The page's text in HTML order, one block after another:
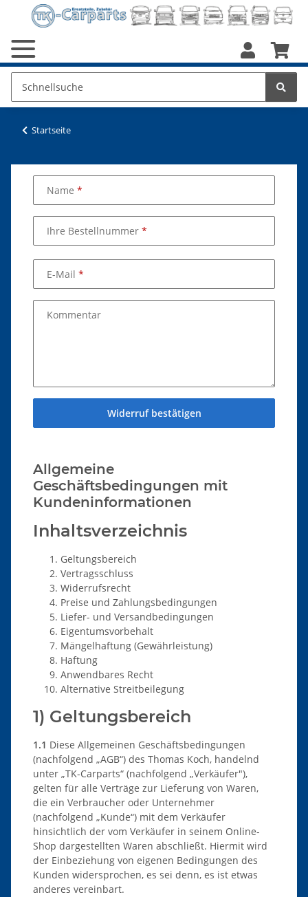
Startseite
Name
Ihre Bestellnummer
E-Mail
Kommentar
Widerruf bestätigen
Allgemeine
Geschäftsbedingungen mit
Kundeninformationen
Inhaltsverzeichnis
Geltungsbereich
Vertragsschluss
Widerrufsrecht
Preise und Zahlungsbedingungen
Liefer- und Versandbedingungen
Eigentumsvorbehalt
Mängelhaftung (Gewährleistung)
Haftung
Anwendbares Recht
Alternative Streitbeilegung
1) Geltungsbereich
1.1 Diese Allgemeinen Geschäftsbedingungen
(nachfolgend „AGB“) des Thomas Koch, handelnd
unter „TK-Carparts“ (nachfolgend „Verkäufer"),
gelten für alle Verträge zur Lieferung von Waren,
die ein Verbraucher oder Unternehmer
(nachfolgend „Kunde“) mit dem Verkäufer
hinsichtlich der vom Verkäufer in seinem Online-
Shop dargestellten Waren abschließt. Hiermit wird
der Einbeziehung von eigenen Bedingungen des
Kunden widersprochen, es sei denn, es ist etwas
anderes vereinbart.